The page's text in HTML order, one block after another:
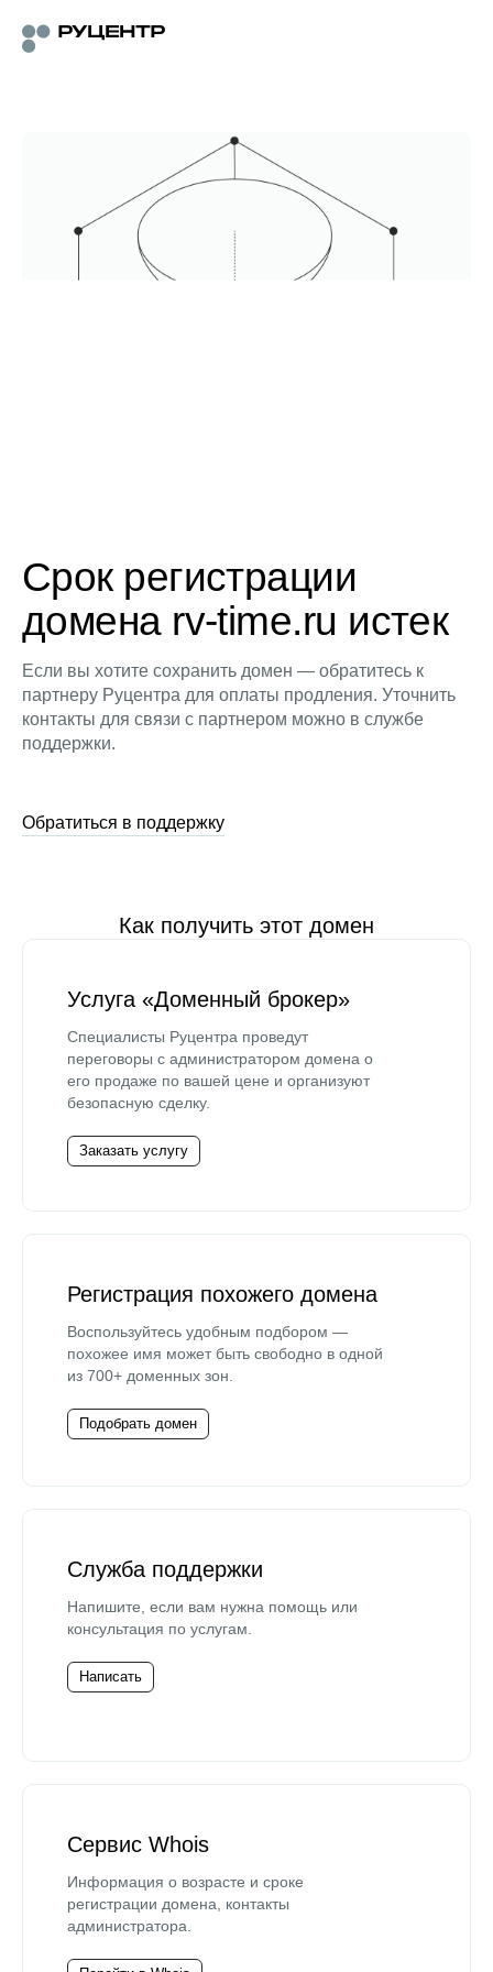
Срок регистрации
домена rv-time.ru истек
Если вы хотите сохранить домен — обратитесь к
партнеру Руцентра для оплаты продления. Уточнить
контакты для связи с партнером можно в службе
поддержки.
Обратиться в поддержку
Как получить этот домен
Услуга «Доменный брокер»
Специалисты Руцентра проведут
переговоры с администратором домена о
его продаже по вашей цене и организуют
безопасную сделку.
Заказать услугу
Регистрация похожего домена
Воспользуйтесь удобным подбором —
похожее имя может быть свободно в одной
из 700+ доменных зон.
Подобрать домен
Служба поддержки
Напишите, если вам нужна помощь или
консультация по услугам.
Написать
Сервис Whois
Информация о возрасте и сроке
регистрации домена, контакты
администратора.